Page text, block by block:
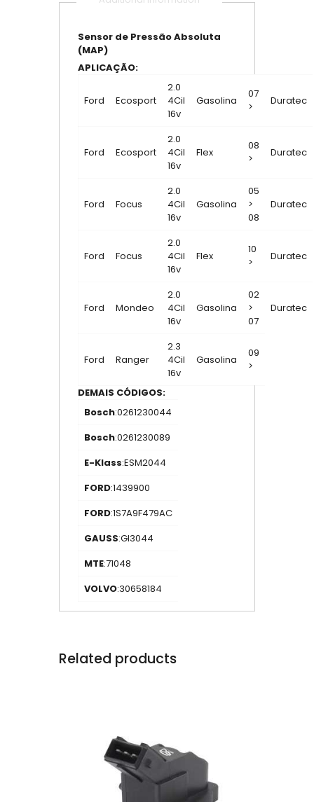
Sensor de Pressão Absoluta
(MAP)
APLICAÇÃO:
Ford Ecosport
2.0
4Cil
16v
Gasolina
07
>
Duratec
Ford Ecosport
2.0
4Cil
16v
Flex
08
>
Duratec
Ford Focus
2.0
4Cil
16v
Gasolina
05
>
08
Duratec
Ford Focus
2.0
4Cil
16v
Flex
10
>
Duratec
Ford Mondeo
2.0
4Cil
16v
Gasolina
02
>
07
Duratec
Ford Ranger
2.3
4Cil
16v
Gasolina
09
>
DEMAIS CÓDIGOS:
Bosch:0261230044
Bosch:0261230089
E-Klass:ESM2044
FORD:1439900
FORD:1S7A9F479AC
GAUSS:GI3044
MTE:71048
VOLVO:30658184
Related products